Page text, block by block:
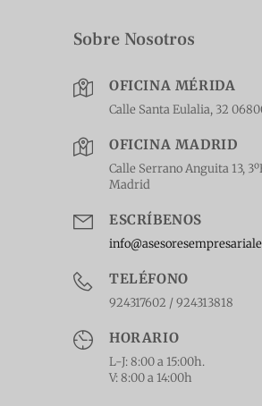
Sobre Nosotros
OFICINA MÉRIDA
Calle Santa Eulalia, 32
OFICINA MADRID
Calle Serrano Anguita 13,
Madrid
ESCRÍBENOS
TELÉFONO
924317602 / 924313818
HORARIO
L-J: 8:00 a 15:00h.
V: 8:00 a 14:00h